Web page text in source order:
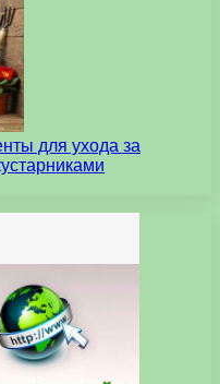
для ухода за